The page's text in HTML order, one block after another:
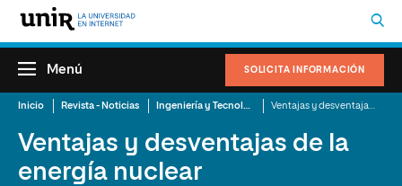
SOLICITA INFORMACIÓN
Menú
Inicio Revista - Noticias Ingeniería y Tecnología
Ventajas y desventajas de la
energía nuclear